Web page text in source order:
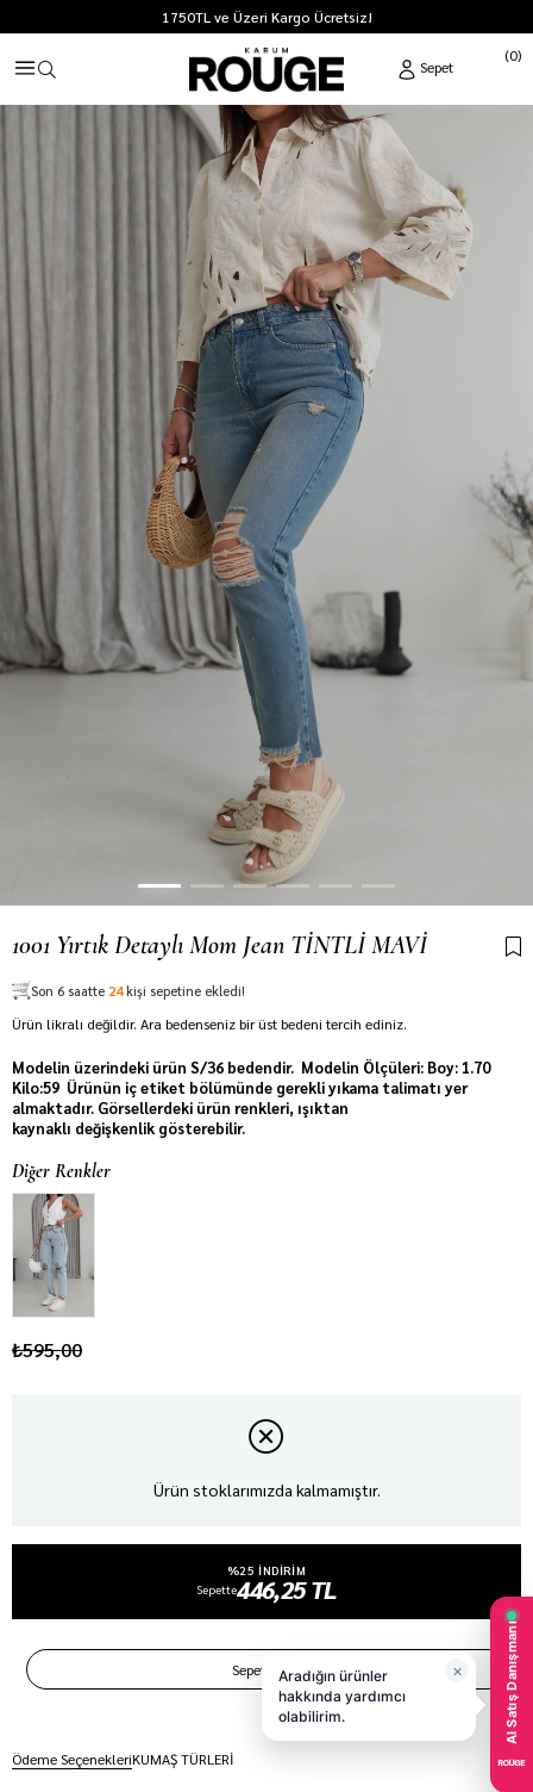
1750TL ve Üzeri Kargo Ücretsiz!
0
1001 Yırtık Detaylı Mom Jean TİNTLİ MAVİ
Son 6 saatte 24kişi sepetine ekledi!
Ürün likralı değildir. Ara bedenseniz bir üst bedeni tercih ediniz.
Modelin üzerindeki ürün S/36 bedendir. Modelin Ölçüleri: Boy: 1.70
Kilo:59 Ürünün iç etiket bölümünde gerekli yıkama talimatı yer
almaktadır. Görsellerdeki ürün renkleri, ışıktan
kaynaklı değişkenlik gösterebilir.
Diğer Renkler
₺595,00
Ürün stoklarımızda kalmamıştır.
%25 INDIRIM
Sepette446,25 TL
Ödeme SeçenekleriKUMAŞ TÜRLERİ